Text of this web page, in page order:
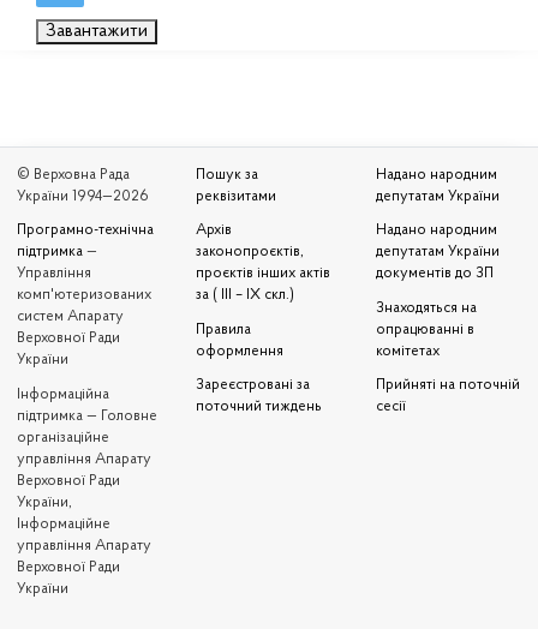
Завантажити
© Верховна Рада
України 1994—2026
Програмно-технічна
підтримка —
Управління
комп'ютеризованих
систем Апарату
Верховної Ради
України
Iнформаційна
підтримка — Головне
організаційне
управління Апарату
Верховної Ради
України,
Інформаційне
управління Апарату
Верховної Ради
України
Пошук за
реквізитами
Архів
законопроєктів,
проєктів інших актів
за ( III – IX скл.)
Правила
оформлення
Зареєстровані за
поточний тиждень
Надано народним
депутатам України
Надано народним
депутатам України
документів до ЗП
Знаходяться на
опрацюванні в
комітетах
Прийняті на поточній
сесії